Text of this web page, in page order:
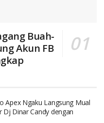
Buah-
Akun FB
Apex Ngaku Langsung Mual
Dj Dinar Candy dengan